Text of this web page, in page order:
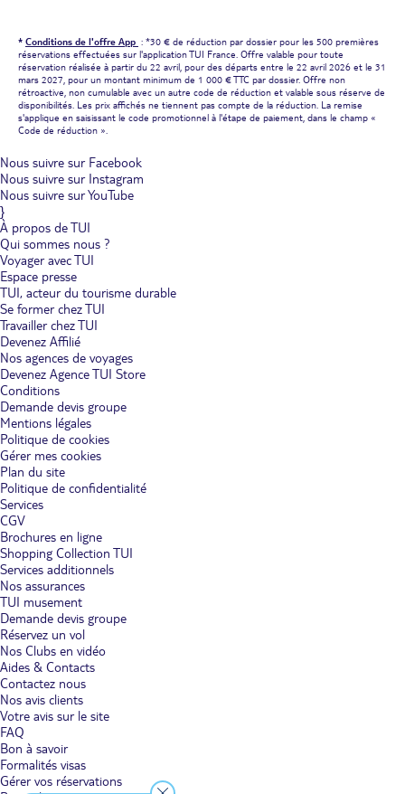
* Conditions de l'offre App : *30 € de réduction par dossier pour les 500 premières
réservations effectuées sur l'application TUI France. Offre valable pour toute
réservation réalisée à partir du 22 avril, pour des départs entre le 22 avril 2026 et le 31
mars 2027, pour un montant minimum de 1 000 € TTC par dossier. Offre non
rétroactive, non cumulable avec un autre code de réduction et valable sous réserve de
disponibilités. Les prix affichés ne tiennent pas compte de la réduction. La remise
s'applique en saisissant le code promotionnel à l'étape de paiement, dans le champ «
Code de réduction ».
Nous suivre sur Facebook
Nous suivre sur Instagram
Nous suivre sur YouTube
}
À propos de TUI
Qui sommes nous ?
Voyager avec TUI
Espace presse
TUI, acteur du tourisme durable
Se former chez TUI
Travailler chez TUI
Devenez Affilié
Nos agences de voyages
Devenez Agence TUI Store
Conditions
Demande devis groupe
Mentions légales
Politique de cookies
Gérer mes cookies
Plan du site
Politique de confidentialité
Services
CGV
Brochures en ligne
Shopping Collection TUI
Services additionnels
Nos assurances
TUI musement
Demande devis groupe
Réservez un vol
Nos Clubs en vidéo
Aides & Contacts
Contactez nous
Nos avis clients
Votre avis sur le site
FAQ
Bon à savoir
Formalités visas
Gérer vos réservations